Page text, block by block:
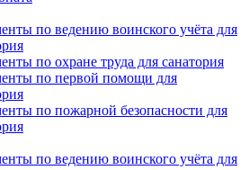
по ведению воинского учёта для
по охране труда для санатория
по первой помощи для
по пожарной безопасности для
по ведению воинского учёта для